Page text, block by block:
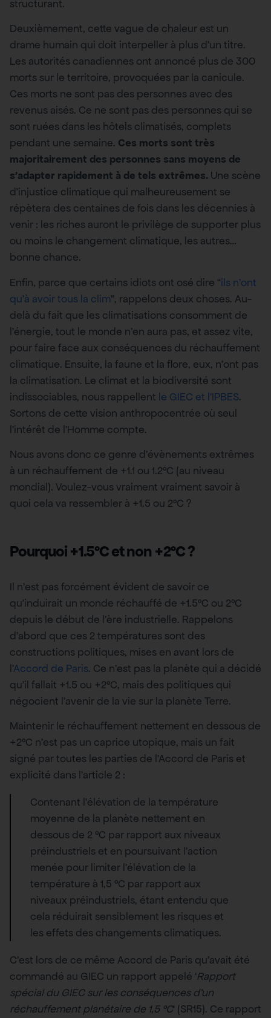
structurant.
Deuxièmement, cette vague de chaleur est un
drame humain qui doit interpeller à plus d’un titre.
Les autorités canadiennes ont annoncé plus de 300
morts sur le territoire, provoquées par la canicule.
Ces morts ne sont pas des personnes avec des
revenus aisés. Ce ne sont pas des personnes qui se
sont ruées dans les hôtels climatisés, complets
pendant une semaine. Ces morts sont très
majoritairement des personnes sans moyens de
s’adapter rapidement à de tels extrêmes. Une scène
d’injustice climatique qui malheureusement se
répètera des centaines de fois dans les décennies à
venir : les riches auront le privilège de supporter plus
ou moins le changement climatique, les autres…
bonne chance.
Enfin, parce que certains idiots ont osé dire “ils n’ont
qu’à avoir tous la clim“, rappelons deux choses. Au-
delà du fait que les climatisations consomment de
l’énergie, tout le monde n’en aura pas, et assez vite,
pour faire face aux conséquences du réchauffement
climatique. Ensuite, la faune et la flore, eux, n’ont pas
la climatisation. Le climat et la biodiversité sont
indissociables, nous rappellent le GIEC et l’IPBES.
Sortons de cette vision anthropocentrée où seul
l’intérêt de l’Homme compte.
Nous avons donc ce genre d’évènements extrêmes
à un réchauffement de +1.1 ou 1.2°C (au niveau
mondial). Voulez-vous vraiment vraiment savoir à
quoi cela va ressembler à +1.5 ou 2°C ?
Pourquoi +1.5°C et non +2°C ?
Il n’est pas forcément évident de savoir ce
qu’induirait un monde réchauffé de +1.5°C ou 2°C
depuis le début de l’ère industrielle. Rappelons
d’abord que ces 2 températures sont des
constructions politiques, mises en avant lors de
l’Accord de Paris. Ce n’est pas la planète qui a décidé
qu’il fallait +1.5 ou +2°C, mais des politiques qui
négocient l’avenir de la vie sur la planète Terre.
Maintenir le réchauffement nettement en dessous de
+2°C n’est pas un caprice utopique, mais un fait
signé par toutes les parties de l’Accord de Paris et
explicité dans l’article 2 :
Contenant l’élévation de la température
moyenne de la planète nettement en
dessous de 2 °C par rapport aux niveaux
préindustriels et en poursuivant l’action
menée pour limiter l’élévation de la
température à 1,5 °C par rapport aux
niveaux préindustriels, étant entendu que
cela réduirait sensiblement les risques et
les effets des changements climatiques.
C’est lors de ce même Accord de Paris qu’avait été
commandé au GIEC un rapport appelé ‘Rapport
spécial du GIEC sur les conséquences d’un
réchauffement planétaire de 1,5 °C‘ (SR15). Ce rapport